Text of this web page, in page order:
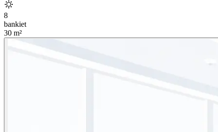
8
bankiet
30 m²